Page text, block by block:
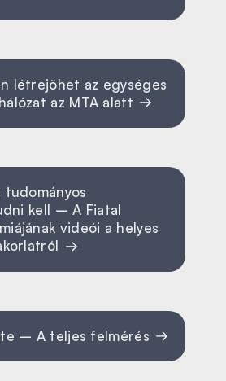
létrejöhet az egységes
az MTA alatt
kell – A Fiatal
videói a helyes
– A teljes felmérés